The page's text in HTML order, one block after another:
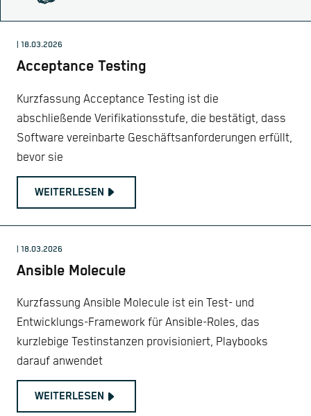
| 18.03.2026
Acceptance Testing
Kurzfassung Acceptance Testing ist die
abschließende Verifikationsstufe, die bestätigt, dass
Software vereinbarte Geschäftsanforderungen erfüllt,
bevor sie
WEITERLESEN
| 18.03.2026
Ansible Molecule
Kurzfassung Ansible Molecule ist ein Test- und
Entwicklungs-Framework für Ansible-Roles, das
kurzlebige Testinstanzen provisioniert, Playbooks
darauf anwendet
WEITERLESEN